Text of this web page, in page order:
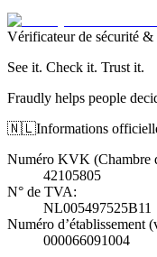
Vérificateur de sécurité &
See it. Check it. Trust it.
Fraudly helps people
🇳🇱Informations
Numéro KVK (Chambre
42105805
N° de TVA:
NL005497525B11
Numéro d’établissement
000066091004